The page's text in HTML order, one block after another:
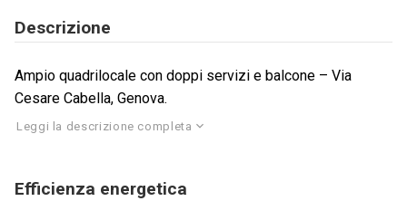
Descrizione
Ampio quadrilocale con doppi servizi e balcone – Via
Cesare Cabella, Genova.
Leggi la descrizione completa
Efficienza energetica